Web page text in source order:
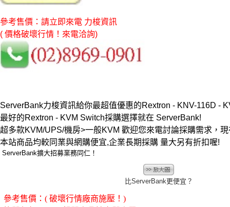
參考售價：請立即來電 力梭資訊
( 價格破壞行情！來電洽詢)
ServerBank力梭資訊給你最超值優惠的Rextron - KNV-116D -
最好的Rextron - KVM Switch採購選擇就在 ServerBank!
超多款KVM/UPS/機房>一般KVM 歡迎您來電討論採購需求，
本站商品均較同業與網購便宜,企業長期採購 量大另有折扣喔!
ServerBank擴大招募業務同仁！
比ServerBank更便宜？
參考售價：( 破壞行情廠商施壓！)